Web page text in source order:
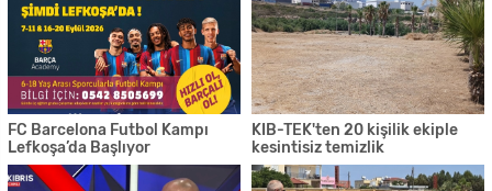
FC Barcelona Futbol Kampı
Lefkoşa’da Başlıyor
KIB-TEK'ten 20 kişilik ekiple
kesintisiz temizlik